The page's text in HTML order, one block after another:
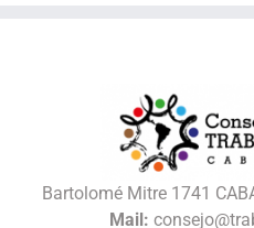
Bartolomé Mitre 1741
Mail: